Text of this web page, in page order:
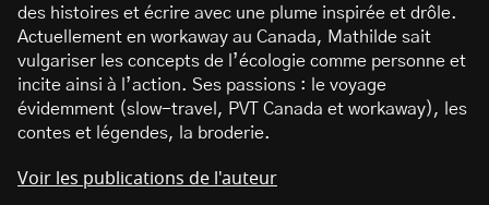
des histoires et écrire avec une plume inspirée et drôle.
Actuellement en workaway au Canada, Mathilde sait
vulgariser les concepts de l’écologie comme personne et
incite ainsi à l’action. Ses passions : le voyage
évidemment (slow-travel, PVT Canada et workaway), les
contes et légendes, la broderie.
Voir les publications de l'auteur